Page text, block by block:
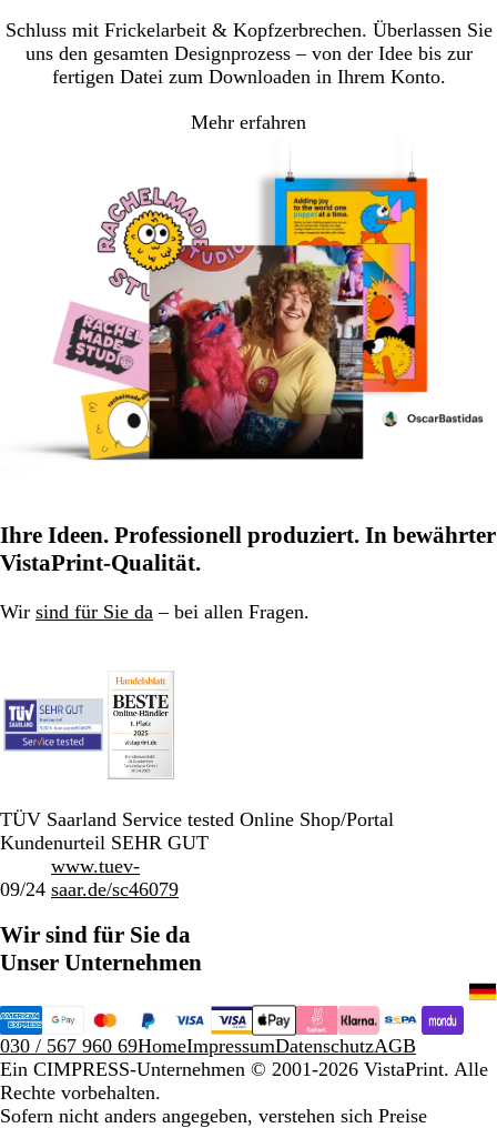
Schluss mit Frickelarbeit & Kopfzerbrechen. Überlassen Sie
uns den gesamten Designprozess – von der Idee bis zur
fertigen Datei zum Downloaden in Ihrem Konto.
Mehr erfahren
Ihre Ideen. Professionell produziert. In bewährter
VistaPrint-Qualität.
Wir sind für Sie da – bei allen Fragen.
TÜV Saarland Service tested Online Shop/Portal
Kundenurteil SEHR GUT
09/24
www.tuev-
saar.de/sc46079
Wir sind für Sie da
Unser Unternehmen
030 / 567 960 69HomeImpressumDatenschutzAGB
Ein CIMPRESS-Unternehmen © 2001-2026 VistaPrint. Alle
Rechte vorbehalten.
Sofern nicht anders angegeben, verstehen sich Preise